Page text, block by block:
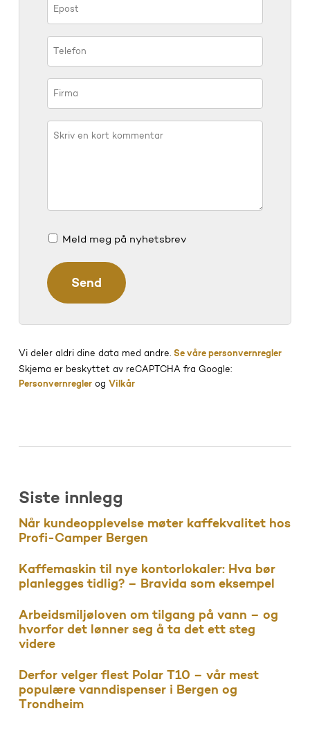
Meld meg på nyhetsbrev
Vi deler aldri dine data med andre. Se våre personvernregler
Skjema er beskyttet av reCAPTCHA fra Google:
Personvernreglerog Vilkår
Siste innlegg
Når kundeopplevelse møter kaffekvalitet hos
Profi-Camper Bergen
Kaffemaskin til nye kontorlokaler: Hva bør
planlegges tidlig? – Bravida som eksempel
Arbeidsmiljøloven om tilgang på vann – og
hvorfor det lønner seg å ta det ett steg
videre
Derfor velger flest Polar T10 – vår mest
populære vanndispenser i Bergen og
Trondheim